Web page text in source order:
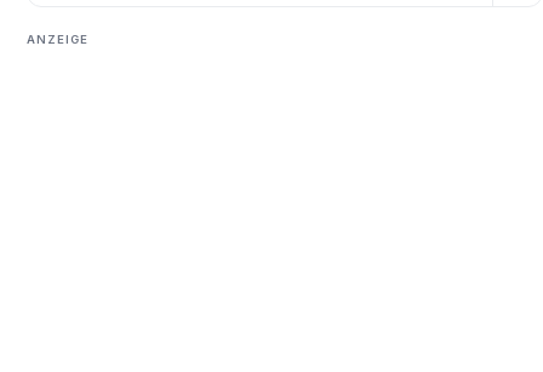
ANZEIGE